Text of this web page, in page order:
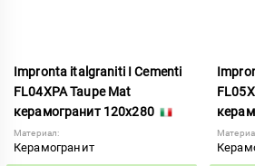
Impronta italgraniti I Cementi
FL04XPA Taupe Mat
керамогранит 120x280
Материал:
Керамогранит